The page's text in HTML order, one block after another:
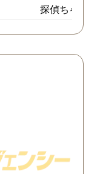
るためには夫の不倫
を手に入れることが
り早く、探偵に調査
パターンを伝え、予
な不倫の証拠も手に
ことができました。
探偵ちゃん